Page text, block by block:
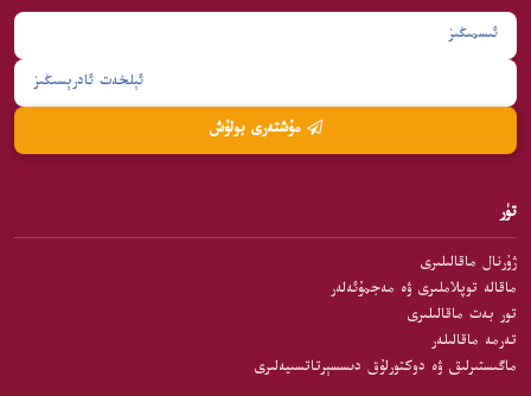
تۈر
ژۇرنال ماقالىلىرى
ماقالە توپلاملىرى ۋە مەجمۇئەلەر
تور بەت ماقالىلىرى
تەرمە ماقالىلەر
ماگىستىرلىق ۋە دوكتورلۇق دىسسېرتاتسىيەلىرى